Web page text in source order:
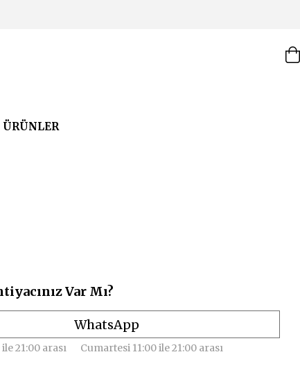
Var Mı?
WhatsApp
21:00 arası Cumartesi 11:00 ile 21:00 arası